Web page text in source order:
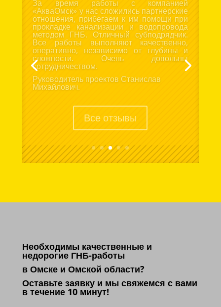
Выражаю благодарность за отличную
организацию и проведение прокладки
трубопровода методом гнб. Не смотря на
то, что работы проводились ранней
весной, специалисты «АкваОмск»
провели все работы без единой
претензии к ним. Рады сотрудничеству с
такой ответственной организацией.
Рекомендую друзьям и знакомым.
Необходимы качественные и
недорогие ГНБ-работы
в Омске и Омской области?
Оставьте заявку и мы свяжемся с вами
в течение 10 минут!